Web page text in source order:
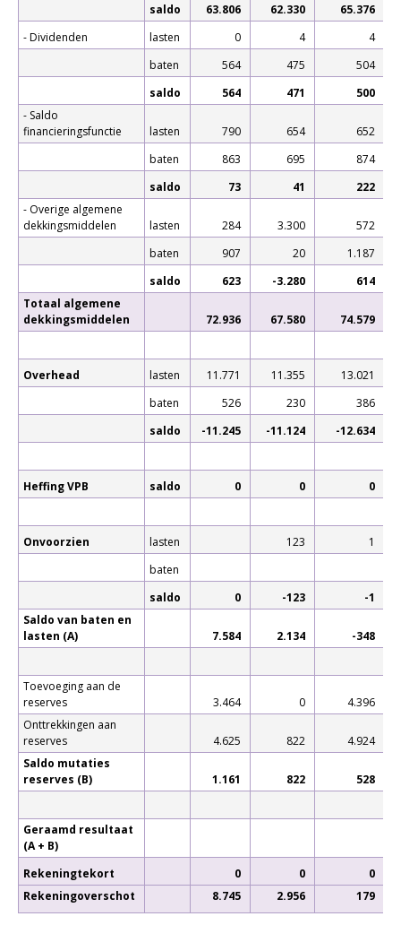
saldo
63.806 62.330 65.376
- Dividenden
lasten 0 4
4
baten
564 475
504
saldo
564 471
500
- Saldo
financieringsfunctie
lasten 790 654
652
baten
863 695
874
saldo
73 41
222
- Overige algemene
dekkingsmiddelen
lasten 284 3.300
572
baten
907 20
1.187
saldo
623 -3.280
614
Totaal algemene
dekkingsmiddelen
72.936 67.580 74.579
Overhead lasten 11.771 11.355
13.021
baten
526 230
386
saldo
-11.245 -11.124 -12.634
Heffing VPB saldo 0 0 0
Onvoorzien lasten 123
1
baten
saldo
0 -123
-1
Saldo van baten en
lasten (A)
7.584 2.134 -348
Toevoeging aan de
reserves
3.464 0
4.396
Onttrekkingen aan
reserves
4.625 822
4.924
Saldo mutaties
reserves (B)
1.161 822 528
Geraamd resultaat
(A + B)
Rekeningtekort
0 0
0
Rekeningoverschot
8.745 2.956 179